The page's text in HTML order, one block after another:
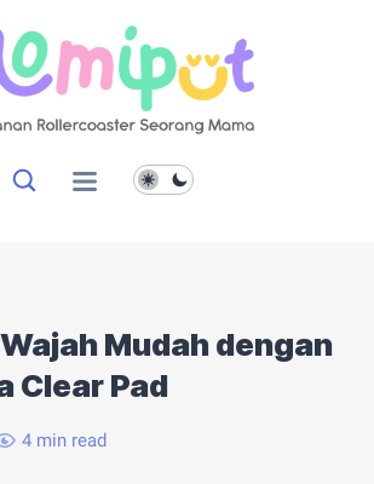
Mudah dengan
Clear Pad
4 min read